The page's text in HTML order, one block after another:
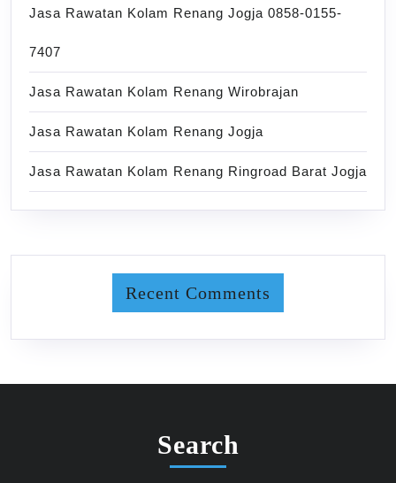
Jasa Rawatan Kolam Renang Jogja 0858-0155-
7407
Jasa Rawatan Kolam Renang Wirobrajan
Jasa Rawatan Kolam Renang Jogja
Jasa Rawatan Kolam Renang Ringroad Barat Jogja
Recent Comments
Search